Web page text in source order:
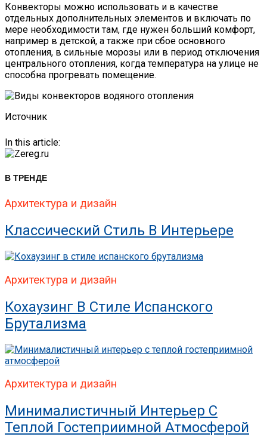
Конвекторы можно использовать и в качестве
отдельных дополнительных элементов и включать по
мере необходимости там, где нужен больший комфорт,
например в детской, а также при сбое основного
отопления, в сильные морозы или в период отключения
центрального отопления, когда температура на улице не
способна прогревать помещение.
Источник
In this article:
В ТРЕНДЕ
Архитектура и дизайн
Классический Стиль В Интерьере
Архитектура и дизайн
Кохаузинг В Стиле Испанского
Брутализма
Архитектура и дизайн
Минималистичный Интерьер С
Теплой Гостеприимной Атмосферой